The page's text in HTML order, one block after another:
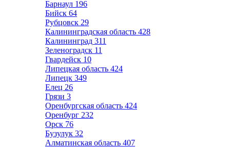
Барнаул 196
Бийск 64
Рубцовск 29
Калининградская область 428
Калининград 311
Зеленоградск 11
Гвардейск 10
Липецкая область 424
Липецк 349
Елец 26
Грязи 3
Оренбургская область 424
Оренбург 232
Орск 76
Бузулук 32
Алматинская область 407